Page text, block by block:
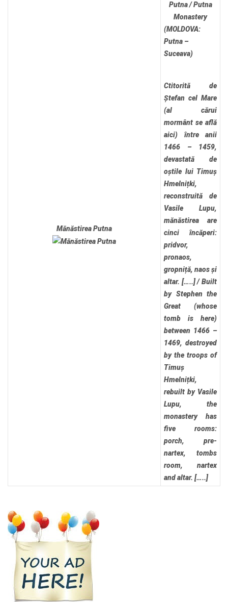
Mănăstirea Putna
Putna / Putna
Monastery
(MOLDOVA:
Putna –
Suceava)
Ctitorită de
Ștefan cel Mare
(al cărui
mormânt se află
aici) între anii
1466 – 1459,
devastată de
oștile lui Timuș
Hmelnițki,
reconstruită de
Vasile Lupu,
mănăstirea are
cinci încăperi:
pridvor,
pronaos,
gropniță, naos și
altar. […..]/Built
by Stephen the
Great (whose
tomb is here)
between 1466 –
1469, destroyed
by the troops of
Timuș
Hmelnițki,
rebuilt by Vasile
Lupu, the
monastery has
five rooms:
porch, pre-
nartex, tombs
room, nartex
and altar. […..]